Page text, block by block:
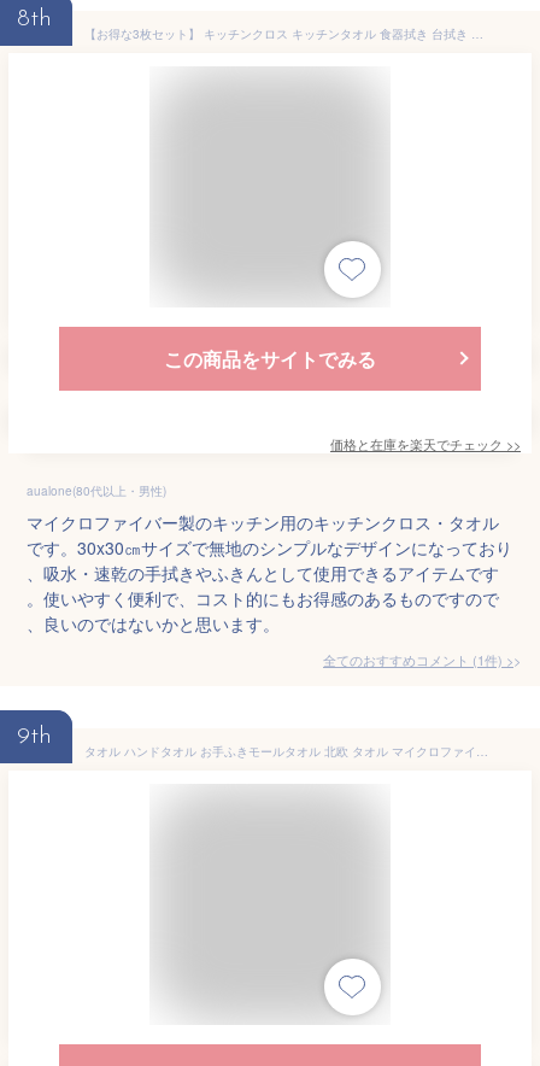
8th
【お得な3枚セット】 キッチンクロス キッチンタオル 食器拭き 台拭き ふきん 3枚セット キッチン カウンタークロス 手拭きタオル 拭きん ティータオル 30*30cm 吸水 速乾 食器 台所ふきん 手拭き 台拭き タオル マイクロファイバー テーブルクロス 布巾
この商品をサイトでみる
価格と在庫を楽天でチェック >>
aualone(80代以上・男性)
マイクロファイバー製のキッチン用のキッチンクロス・タオル
です。30x30㎝サイズで無地のシンプルなデザインになっており
、吸水・速乾の手拭きやふきんとして使用できるアイテムです
。使いやすく便利で、コスト的にもお得感のあるものですので
、良いのではないかと思います。
全てのおすすめコメント (1件) >
9th
タオル ハンドタオル お手ふきモールタオル 北欧 タオル マイクロファイバー たおる 吸水 速乾 キャラタオル 洗面タオル 手拭き 手ふき 吸水速乾 洗面 送料無料